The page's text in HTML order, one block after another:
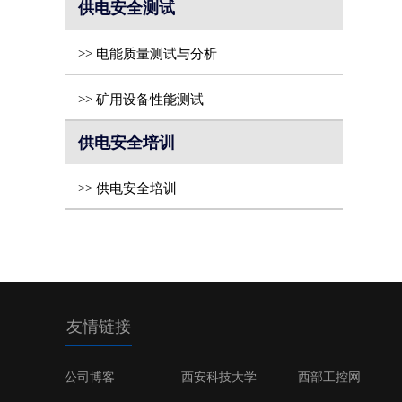
实施
供电安全测试
>> 电能质量测试与分析
>> 矿用设备性能测试
供电安全培训
>> 供电安全培训
友情链接
公司博客 西安科技大学 西部工控网